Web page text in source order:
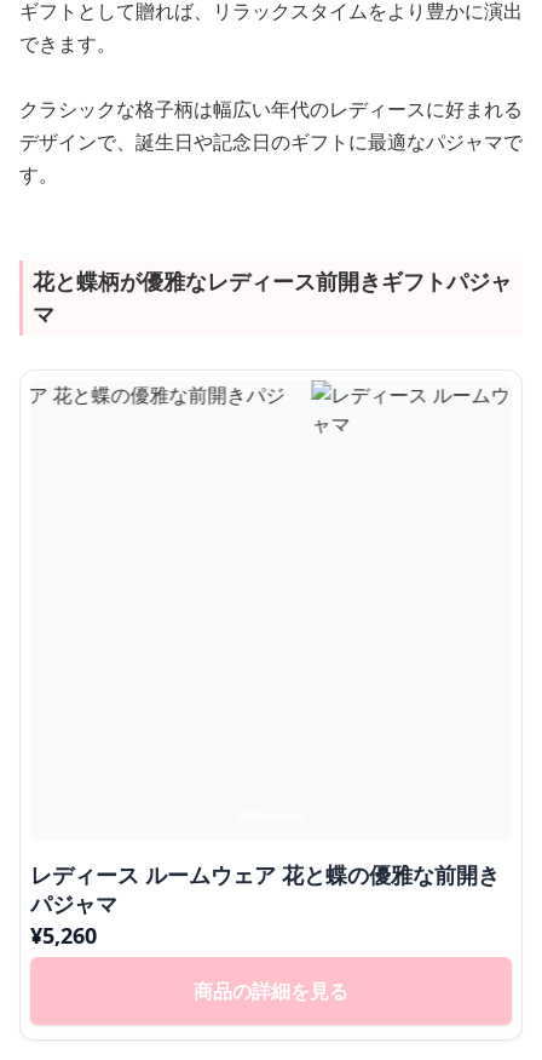
ギフトとして贈れば、リラックスタイムをより豊かに演出
できます。
クラシックな格子柄は幅広い年代のレディースに好まれる
デザインで、誕生日や記念日のギフトに最適なパジャマで
す。
花と蝶柄が優雅なレディース前開きギフトパジャ
マ
レディース ルームウェア 花と蝶の優雅な前開き
パジャマ
¥5,260
商品の詳細を見る